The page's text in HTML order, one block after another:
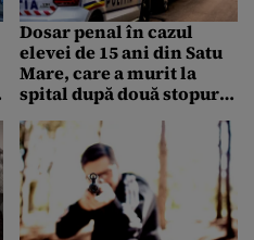
Dosar penal în cazul
elevei de 15 ani din Satu
Mare, care a murit la
spital după două stopuri